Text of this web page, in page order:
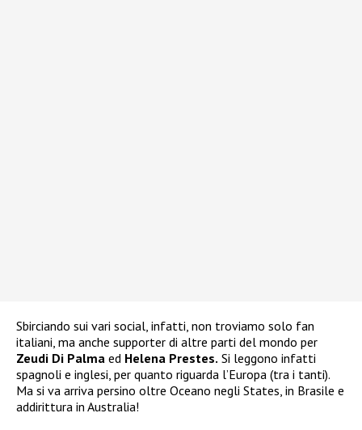
Sbirciando sui vari social, infatti, non troviamo solo fan
italiani, ma anche supporter di altre parti del mondo per
Zeudi Di Palma ed Helena Prestes. Si leggono infatti
spagnoli e inglesi, per quanto riguarda l’Europa (tra i tanti).
Ma si va arriva persino oltre Oceano negli States, in Brasile e
addirittura in Australia!